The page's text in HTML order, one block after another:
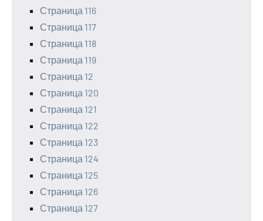
Страница 116
Страница 117
Страница 118
Страница 119
Страница 12
Страница 120
Страница 121
Страница 122
Страница 123
Страница 124
Страница 125
Страница 126
Страница 127